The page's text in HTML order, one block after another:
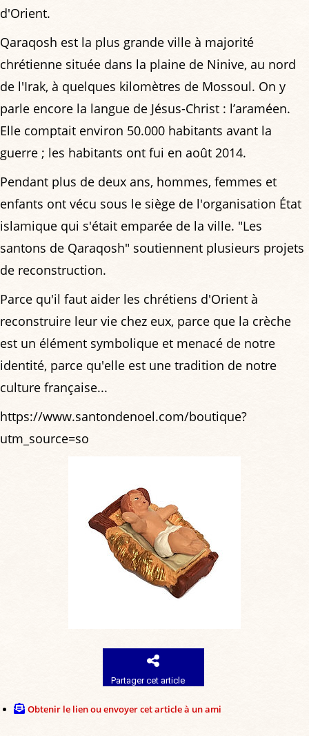
d'Orient.
Qaraqosh est la plus grande ville à majorité
chrétienne située dans la plaine de Ninive, au nord
de l'Irak, à quelques kilomètres de Mossoul. On y
parle encore la langue de Jésus-Christ : l’araméen.
Elle comptait environ 50.000 habitants avant la
guerre ; les habitants ont fui en août 2014.
​Pendant plus de deux ans, hommes, femmes et
enfants ont vécu sous le siège de l'organisation État
islamique qui s'était emparée de la ville. "Les
santons de Qaraqosh" soutiennent plusieurs projets
de reconstruction.
Parce qu'il faut aider les chrétiens d'Orient à
reconstruire leur vie chez eux, parce que la crèche
est un élément symbolique et menacé de notre
identité, parce qu'elle est une tradition de notre
culture française...
https://www.santondenoel.com/boutique?
utm_source=so
Partager cet article
Obtenir le lien ou envoyer cet article à un ami